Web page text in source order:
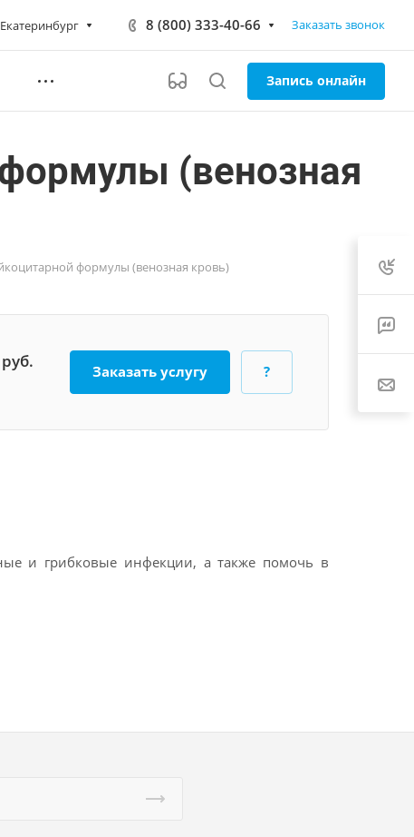
Екатеринбург 8 (800) 333-40-66 Заказать звонок
Запись онлайн
(венозная
формулы (венозная кровь)
руб. Заказать услугу ?
и грибковые инфекции, а также помочь в